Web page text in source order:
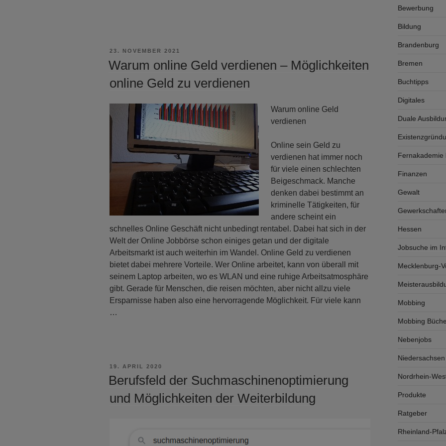
VERÖFFENTLICHT
23. NOVEMBER 2021
Warum online Geld verdienen – Möglichkeiten
online Geld zu verdienen
Warum online Geld
verdienen
Online sein Geld zu
verdienen hat immer noch
für viele einen schlechten
Beigeschmack. Manche
denken dabei bestimmt an
kriminelle Tätigkeiten, für
andere scheint ein
schnelles Online Geschäft nicht unbedingt rentabel. Dabei hat sich in der
Welt der Online Jobbörse schon einiges getan und der digitale
Arbeitsmarkt ist auch weiterhin im Wandel. Online Geld zu verdienen
bietet dabei mehrere Vorteile. Wer Online arbeitet, kann von überall mit
seinem Laptop arbeiten, wo es WLAN und eine ruhige Arbeitsatmosphäre
gibt. Gerade für Menschen, die reisen möchten, aber nicht allzu viele
Ersparnisse haben also eine hervorragende Möglichkeit. Für viele kann
…
VERÖFFENTLICHT
19. APRIL 2020
Berufsfeld der Suchmaschinenoptimierung
und Möglichkeiten der Weiterbildung
Bewerbung
Bildung
Brandenburg
Bremen
Buchtipps
Digitales
Duale
Fernakademie
Finanzen
Gewalt
Hessen
Jobsuche im
Mecklenburg-
Mobbing
Mobbing
Nebenjobs
Niedersachsen
Nordrhein-
Produkte
Ratgeber
Rheinland-